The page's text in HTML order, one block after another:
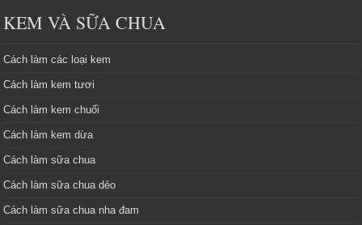
KEM VÀ SỮA CHUA
Cách làm các loại kem
Cách làm kem tươi
Cách làm kem chuối
Cách làm kem dừa
Cách làm sữa chua
Cách làm sữa chua dẻo
Cách làm sữa chua nha đam